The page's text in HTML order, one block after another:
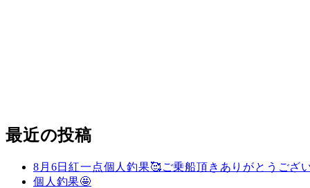
最近の投稿
8月6日紅一点個人釣果🥰ご乗船頂きありがとうござ
個人釣果🤩